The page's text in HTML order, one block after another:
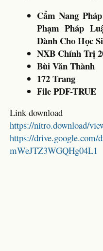
Cẩm Nang
Phạm Pháp
Dành Cho Học
NXB Chính Trị
Bùi Văn Thành
172 Trang
File PDF-TRUE
Link download
https://nitro.download/
https://drive.google.com/
mWeJTZ3WGQHg04L1